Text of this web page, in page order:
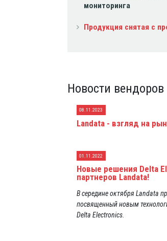
мониторинга
Продукция снятая с
Новости вендоров
08.11.2023
Landata - взгляд на
01.11.2022
Новые решения Delta
партнеров Landata!
В середине октября Landata
посвященный новым
Delta Electronics.